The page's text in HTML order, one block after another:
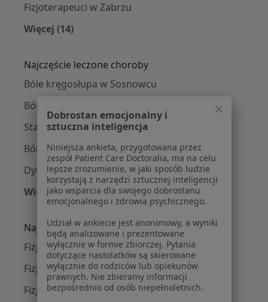
Fizjoterapeuci w Zabrzu
Więcej (14)
Najczęście leczone choroby
Bóle kręgosłupa w Sosnowcu
Ból kolana w Sosnowcu
Stany pourazowe w Sosnowcu
Ból barku w Sosnowcu
Dyskopatia w Sosnowcu
Więcej (15)
Więcej w kategorii: Najczęście leczone
Najpopularniejsze ubezpieczenia
Fizjoterapeuci z Medicover w Sosnowcu
Fizjoterapeuci z Compensa w Sosnowcu
Fizjoterapeuci z NFZ w Sosnowcu
Dobrostan emocjonalny i
sztuczna inteligencja
Niniejsza ankieta, przygotowana przez
zespół Patient Care Doctoralia, ma na celu
lepsze zrozumienie, w jaki sposób ludzie
korzystają z narzędzi sztucznej inteligencji
jako wsparcia dla swojego dobrostanu
emocjonalnego i zdrowia psychicznego.
Udział w ankiecie jest anonimowy, a wyniki
będą analizowane i prezentowane
wyłącznie w formie zbiorczej. Pytania
dotyczące nastolatków są skierowane
wyłącznie do rodziców lub opiekunów
prawnych. Nie zbieramy informacji
bezpośrednio od osób niepełnoletnich.